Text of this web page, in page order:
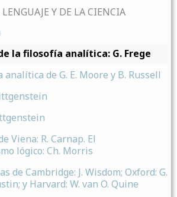
Y DE LA CIENCIA
la filosofía analítica: G. Frege
analítica de G. E. Moore y B. Russell
Viena: R. Carnap. El
lógico: Ch. Morris
de Cambridge: J. Wisdom; Oxford: G.
y Harvard: W. van O. Quine